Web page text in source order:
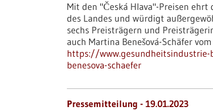
Mit den "Česká Hlava"-Preisen
des Landes und würdigt
sechs Preisträgern und
auch Martina Benešová-Schäfer
https://
benesova-schaefer
Pressemitteilung - 19.01.2023